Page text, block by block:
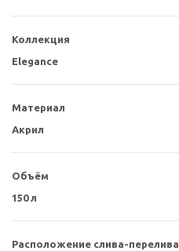
Коллекция
Elegance
Материал
Акрил
Объём
150 л
Расположение слива-перелива